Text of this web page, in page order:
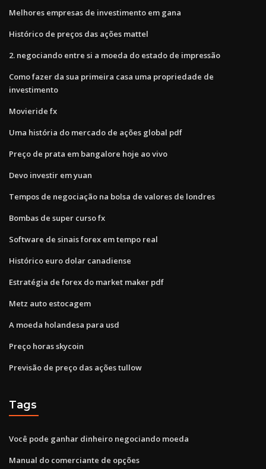
Melhores empresas de investimento em gana
Histórico de preços das ações mattel
2. negociando entre si a moeda do estado de impressão
Como fazer da sua primeira casa uma propriedade de
investimento
Movieride fx
Uma história do mercado de ações global pdf
Preço de prata em bangalore hoje ao vivo
Devo investir em yuan
Tempos de negociação na bolsa de valores de londres
Bombas de super curso fx
Software de sinais forex em tempo real
Histórico euro dolar canadiense
Estratégia de forex do market maker pdf
Metz auto estocagem
A moeda holandesa para usd
Preço horas skycoin
Previsão de preço das ações tullow
Tags
Você pode ganhar dinheiro negociando moeda
Manual do comerciante de opções